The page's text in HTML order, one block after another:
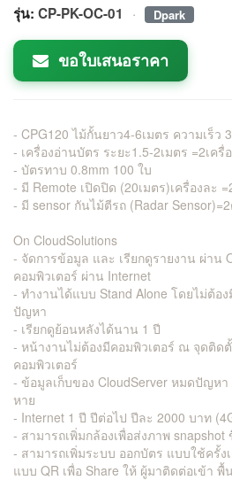
รุ่น: CP-PK-OC-01 · Dpark
ขอใบเสนอราคา
- CPG120 ไม้กั้นยาว4-6เมตร ความเร็ว
- เครื่องอ่านบัตร ระยะ1.5-2เมตร =2เครื่
- บัตรทาบ 0.8mm 100 ใบ
- มี Remote เปิดปิด (20เมตร)เครื่องละ
- มี sensor กันไม้ตีรถ (Radar
On CloudSolutions
- จัดการข้อมูล และ เรียกดูรายงาน ผ่าน
คอมพิวเตอร์ ผ่าน Internet
- ทำงานได้แบบ Stand Alone โดยไม่ต้อ
ปัญหา
- เรียกดูย้อนหลังได้นาน 1 ปี
- หน้างานไม่ต้องมีคอมพิวเตอร์ ณ จุดติด
คอมพิวเตอร์
- ข้อมูลเก็บของ CloudServer หมดปัญห
หาย
- Internet 1 ปี ปีต่อไป ปีละ 2000 บาท
- สามารถเพิ่มกล้องเพื่อส่งภาพ snapshot
- สามารถเพิ่มระบบ ออกบัตร แบบใช้ครั้ง
แบบ QR เพื่อ Share ให้ ผู้มาติดต่อเข้า พื้